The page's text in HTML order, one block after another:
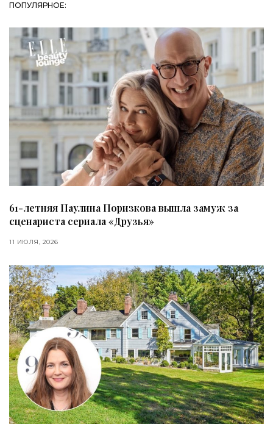
ПОПУЛЯРНОЕ:
61-летняя Паулина Поризкова вышла замуж за
сценариста сериала «Друзья»
11 ИЮЛЯ, 2026